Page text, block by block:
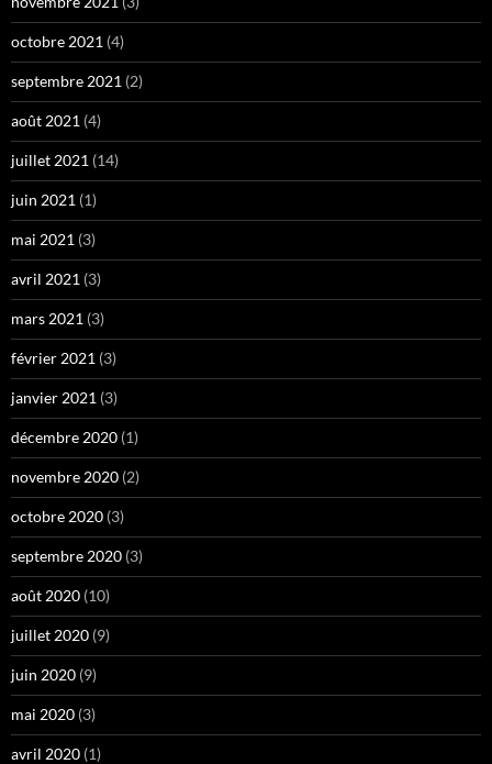
octobre 2021 (4)
septembre 2021 (2)
août 2021 (4)
juillet 2021 (14)
juin 2021 (1)
mai 2021 (3)
avril 2021 (3)
mars 2021 (3)
février 2021 (3)
janvier 2021 (3)
décembre 2020 (1)
novembre 2020 (2)
octobre 2020 (3)
septembre 2020 (3)
août 2020 (10)
juillet 2020 (9)
juin 2020 (9)
mai 2020 (3)
avril 2020 (1)